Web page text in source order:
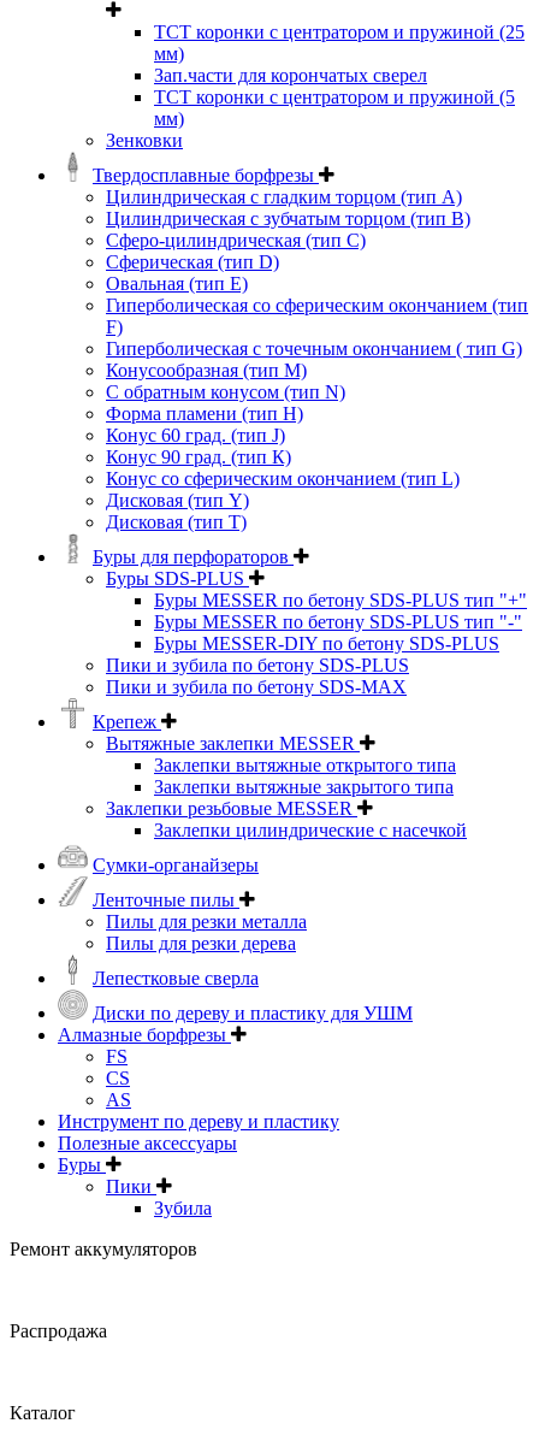
ТСТ коронки с центратором и пружиной (25
мм)
Зап.части для корончатых сверел
ТСТ коронки с центратором и пружиной (5
мм)
Зенковки
Твердосплавные борфрезы
Цилиндрическая с гладким торцом (тип А)
Цилиндрическая с зубчатым торцом (тип В)
Сферо-цилиндрическая (тип С)
Сферическая (тип D)
Овальная (тип Е)
Гиперболическая со сферическим окончанием (тип
F)
Гиперболическая с точечным окончанием ( тип G)
Конусообразная (тип М)
C обратным конусом (тип N)
Форма пламени (тип H)
Конус 60 град. (тип J)
Конус 90 град. (тип К)
Конус со сферическим окончанием (тип L)
Дисковая (тип Y)
Дисковая (тип Т)
Буры для перфораторов
Буры SDS-PLUS
Буры MESSER по бетону SDS-PLUS тип "+"
Буры MESSER по бетону SDS-PLUS тип "-"
Буры MESSER-DIY по бетону SDS-PLUS
Пики и зубила по бетону SDS-PLUS
Пики и зубила по бетону SDS-MAX
Крепеж
Вытяжные заклепки MESSER
Заклепки вытяжные открытого типа
Заклепки вытяжные закрытого типа
Заклепки резьбовые MESSER
Заклепки цилиндрические с насечкой
Сумки-органайзеры
Ленточные пилы
Пилы для резки металла
Пилы для резки дерева
Лепестковые сверла
Диски по дереву и пластику для УШМ
Алмазные борфрезы
FS
CS
AS
Инструмент по дереву и пластику
Полезные аксессуары
Буры
Пики
Зубила
Ремонт аккумуляторов
Распродажа
Каталог